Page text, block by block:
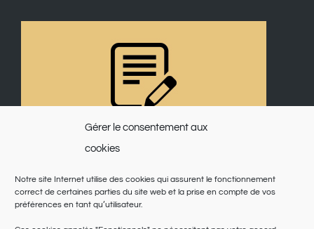
Gérer le consentement aux
cookies
Notre site Internet utilise des cookies qui assurent le fonctionnement
correct de certaines parties du site web et la prise en compte de vos
préférences en tant qu’utilisateur.